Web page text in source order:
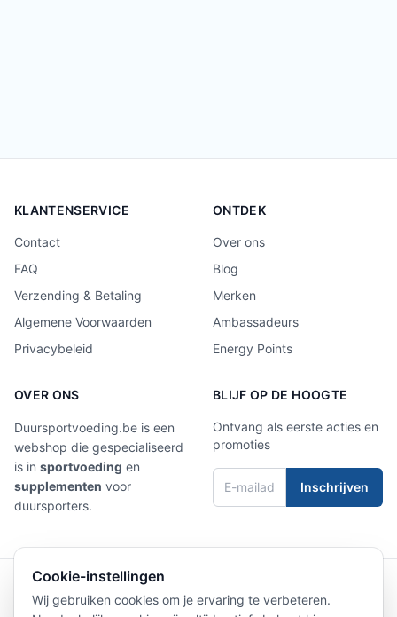
KLANTENSERVICE
Contact
FAQ
Verzending & Betaling
Algemene Voorwaarden
Privacybeleid
ONTDEK
Over ons
Blog
Merken
Ambassadeurs
Energy Points
OVER ONS
Duursportvoeding.be is een
webshop die gespecialiseerd
is in sportvoeding en
supplementen voor
duursporters.
BLIJF OP DE HOOGTE
Ontvang als eerste acties en
promoties
Inschrijven
4,9/5 Laat een review achter
Cookie-instellingen
Wij gebruiken cookies om je ervaring te verbeteren.